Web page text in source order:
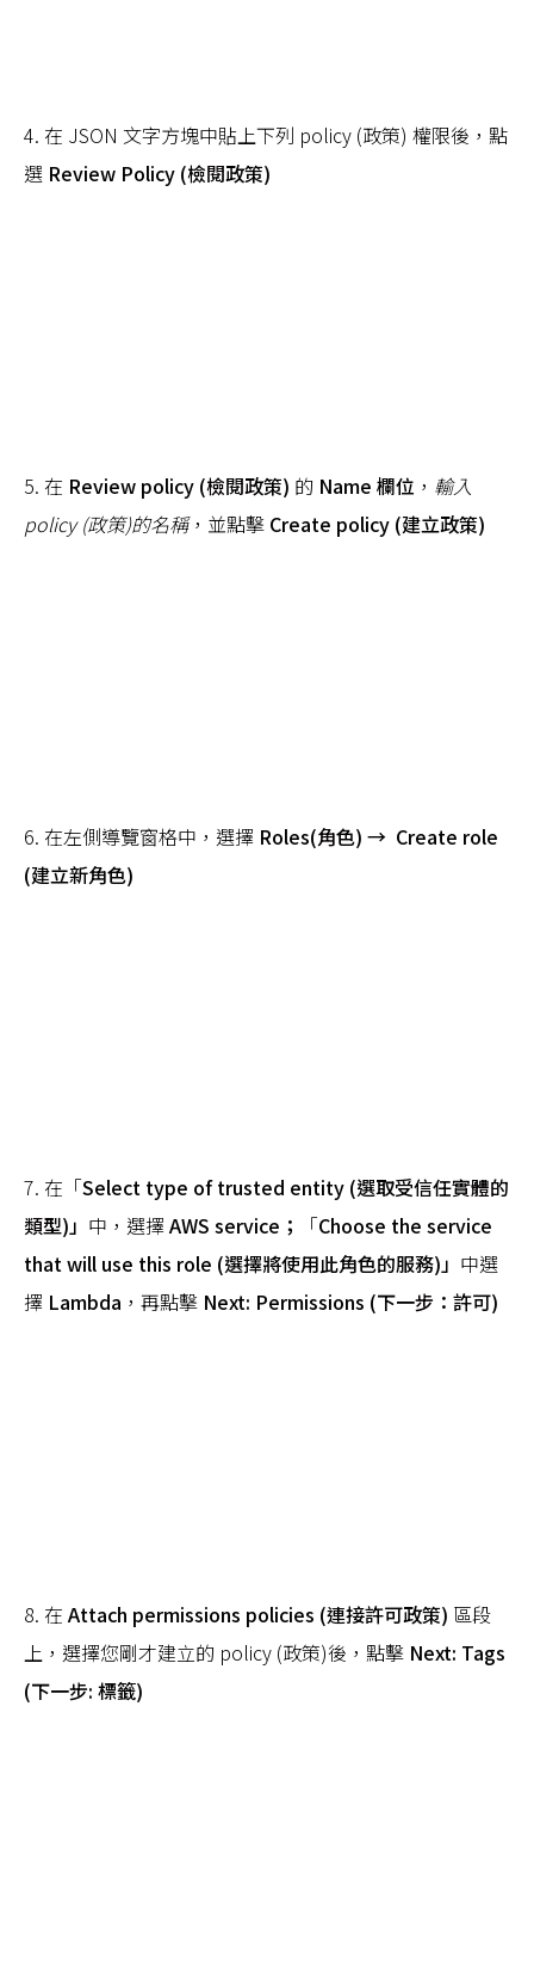
4. 在 JSON 文字方塊中貼上下列 policy (政策) 權限後，點
選 Review Policy (檢閱政策)
5. 在 Review policy (檢閱政策) 的 Name 欄位 ， 輸入
policy (政策)的名稱，並點擊 Create policy (建立政策)
6. 在左側導覽窗格中，選擇 Roles(角色) → Create role
(建立新角色)
7. 在「Select type of trusted entity (選取受信任實體的
類型)」 中，選擇AWS service； 「Choose the service
that will use this role (選擇將使用此角色的服務)」 中選
擇 Lambda ，再點擊 Next: Permissions (下一步：許可)
8. 在 Attach permissions policies (連接許可政策) 區段
上，選擇您剛才建立的 policy (政策)後，點擊 Next: Tags
(下一步: 標籤)